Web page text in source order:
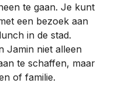
te gaan. Je kunt
een bezoek aan
in de stad.
Jamin niet alleen
te schaffen, maar
of familie.